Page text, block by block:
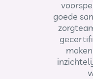
goede